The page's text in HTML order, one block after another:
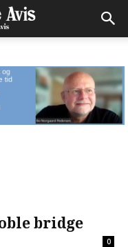
bridge
0